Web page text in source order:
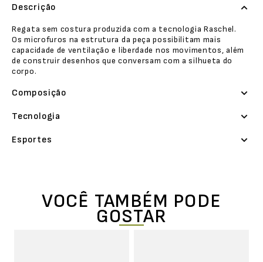
Descrição
Regata sem costura produzida com a tecnologia Raschel.
Os microfuros na estrutura da peça possibilitam mais
capacidade de ventilação e liberdade nos movimentos, além
de construir desenhos que conversam com a silhueta do
corpo.
Composição
Tecnologia
Esportes
VOCÊ TAMBÉM PODE
GOSTAR